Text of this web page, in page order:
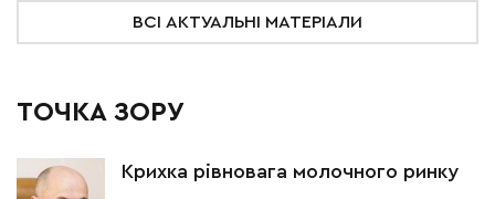
ВСІ АКТУАЛЬНІ МАТЕРІАЛИ
ТОЧКА ЗОРУ
Крихка рівновага молочного ринку